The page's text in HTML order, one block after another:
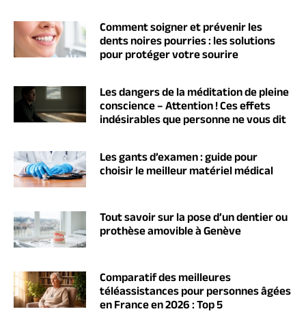
Comment soigner et prévenir les
dents noires pourries : les solutions
pour protéger votre sourire
Les dangers de la méditation de pleine
conscience – Attention ! Ces effets
indésirables que personne ne vous dit
Les gants d’examen : guide pour
choisir le meilleur matériel médical
Tout savoir sur la pose d’un dentier ou
prothèse amovible à Genève
Comparatif des meilleures
téléassistances pour personnes âgées
en France en 2026 : Top 5